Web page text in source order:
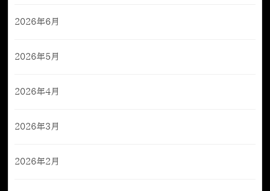
2026年6月
2026年5月
2026年4月
2026年3月
2026年2月